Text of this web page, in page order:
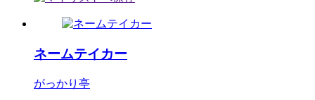
ネームテイカー
がっかり亭